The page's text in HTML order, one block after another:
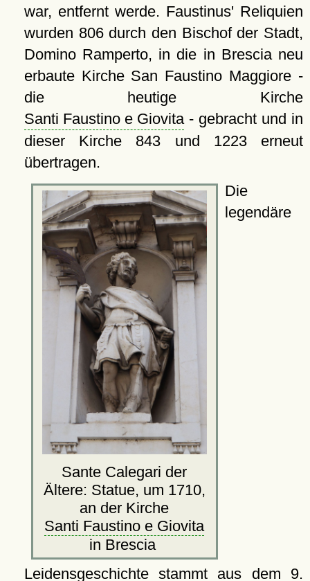
war, entfernt werde. Faustinus' Reliquien
wurden 806 durch den Bischof der Stadt,
Domino Ramperto, in die in Brescia neu
erbaute Kirche San Faustino Maggiore -
die heutige Kirche
Santi Faustino e Giovita- gebracht und in
dieser Kirche 843 und 1223 erneut
übertragen.
Sante Calegari der
Ältere: Statue, um 1710,
an der Kirche
Santi Faustino e Giovita
in Brescia
Die
legendäre
Leidensgeschichte stammt aus dem 9.